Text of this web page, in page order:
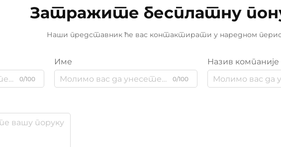
Затражите бесплатну
Наши представник ће вас контактирати у наредном
0/100
Име
0/100
Назив компаније